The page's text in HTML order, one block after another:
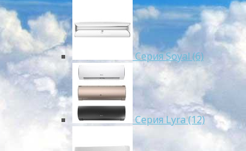
Cерия Soyal (6)
Серия Lyra (12)